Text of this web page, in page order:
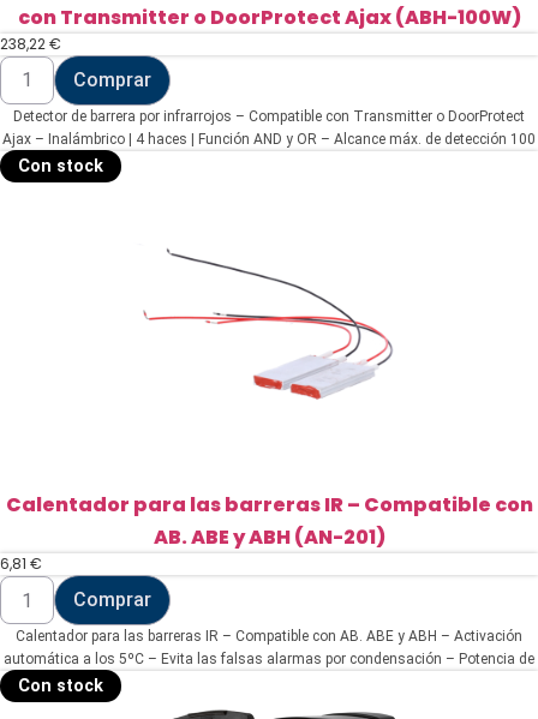
con Transmitter o DoorProtect Ajax (ABH-100W)
238,22€
Detector
barrera
por
infrarrojos
-
Compatible
Comprar
Detector de barrera por infrarrojos – Compatible con Transmitter o DoorProtect
Ajax – Inalámbrico | 4 haces | Función AND y OR – Alcance máx. de detección 100
/ 300 m – Doble Tamper | Salida de alarma – Alimentación a pilas
Con stock
Calentador para las barreras IR – Compatible con
AB. ABE y ABH (AN-201)
6,81 €
Calentador
para
las
barreras
IR
-
Compatible
Comprar
Calentador para las barreras IR – Compatible con AB. ABE y ABH – Activación
automática a los 5ºC – Evita las falsas alarmas por condensación – Potencia de
Con stock